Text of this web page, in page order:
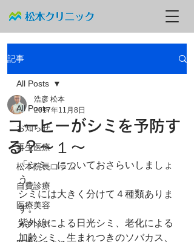
記事
All Posts
お知らせ
再生医療
松本院長コラム
自費診療
医療美容
メディア
All Posts
コーヒーがシミを予防す
る？～１～
浩彦 松本
2017年11月8日
「シミ」についておさらいしましょ
う。
シミには大きく分けて４種類ありま
す。
紫外線による日光シミ、老化による
加齢シミ、生まれつきのソバカス、